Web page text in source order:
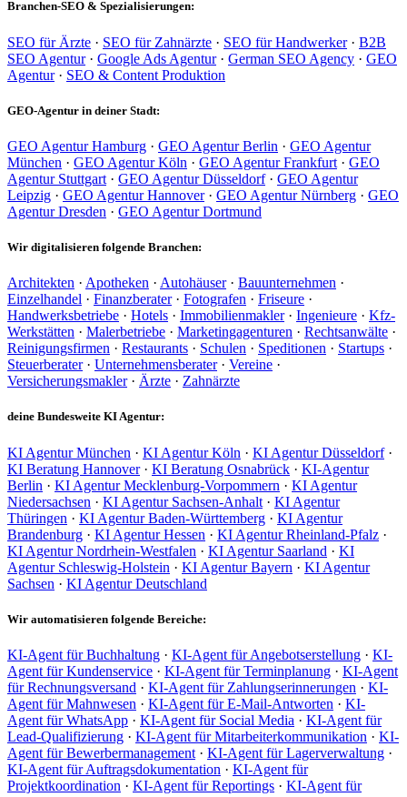
Branchen-SEO & Spezialisierungen:
SEO für Ärzte · SEO für Zahnärzte · SEO für Handwerker· B2B
SEO Agentur· Google Ads Agentur· German SEO Agency · GEO
Agentur· SEO & Content Produktion
GEO-Agentur in deiner Stadt:
GEO Agentur Hamburg · GEO Agentur Berlin · GEO Agentur
München · GEO Agentur Köln · GEO Agentur Frankfurt · GEO
Agentur Stuttgart · GEO Agentur Düsseldorf· GEO Agentur
Leipzig · GEO Agentur Hannover· GEO Agentur Nürnberg · GEO
Agentur Dresden · GEO Agentur Dortmund
Wir digitalisieren folgende Branchen:
Architekten · Apotheken · Autohäuser· Bauunternehmen ·
Einzelhandel · Finanzberater· Fotografen · Friseure ·
Handwerksbetriebe · Hotels · Immobilienmakler· Ingenieure · Kfz-
Werkstätten · Malerbetriebe · Marketingagenturen · Rechtsanwälte ·
Reinigungsfirmen · Restaurants · Schulen · Speditionen · Startups ·
Steuerberater· Unternehmensberater· Vereine ·
Versicherungsmakler· Ärzte · Zahnärzte
deine Bundesweite KI Agentur:
KI Agentur München · KI Agentur Köln · KI Agentur Düsseldorf·
KI Beratung Hannover· KI Beratung Osnabrück · KI-Agentur
Berlin · KI Agentur Mecklenburg-Vorpommern · KI Agentur
Niedersachsen · KI Agentur Sachsen-Anhalt · KI Agentur
Thüringen · KI Agentur Baden-Württemberg · KI Agentur
Brandenburg · KI Agentur Hessen · KI Agentur Rheinland-Pfalz ·
KI Agentur Nordrhein-Westfalen · KI Agentur Saarland · KI
Agentur Schleswig-Holstein · KI Agentur Bayern · KI Agentur
Sachsen · KI Agentur Deutschland
Wir automatisieren folgende Bereiche:
KI-Agent für Buchhaltung · KI-Agent für Angebotserstellung · KI-
Agent für Kundenservice · KI-Agent für Terminplanung · KI-Agent
für Rechnungsversand · KI-Agent für Zahlungserinnerungen · KI-
Agent für Mahnwesen · KI-Agent für E-Mail-Antworten · KI-
Agent für WhatsApp · KI-Agent für Social Media · KI-Agent für
Lead-Qualifizierung · KI-Agent für Mitarbeiterkommunikation · KI-
Agent für Bewerbermanagement · KI-Agent für Lagerverwaltung ·
KI-Agent für Auftragsdokumentation · KI-Agent für
Projektkoordination · KI-Agent für Reportings · KI-Agent für